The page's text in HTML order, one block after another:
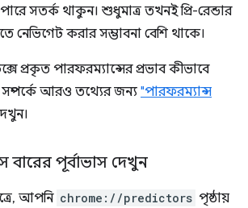
সতর্ক থাকুন। শুধুমাত্র তখনই প্রি-রেন্ডার
করার সম্ভাবনা বেশি থাকে।
প্রকৃত পারফরম্যান্সের প্রভাব কীভাবে
আরও তথ্যের জন্য "পারফরম্যান্স
বারের পূর্বাভাস দেখুন
আপনি chrome://predictors পৃষ্ঠায়